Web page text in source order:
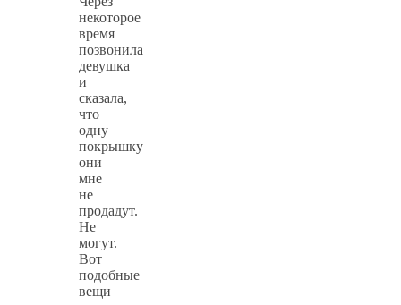
некоторое
время
позвонила
девушка
и
сказала,
что
одну
покрышку
они
мне
не
продадут.
Не
могут.
Вот
подобные
вещи